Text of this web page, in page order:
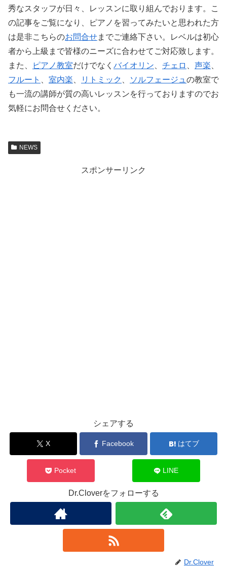
秀なスタッフが日々、レッスンに取り組んでおります。こ
の記事をご覧になり、ピアノを習ってみたいと思われた方
は是非こちらのお問合せまでご連絡下さい。レベルは初心
者から上級まで皆様のニーズに合わせてご対応致します。
また、
ピアノ教室だけでなく バイオリン チェロ 声楽
フルート
室内楽 リトミック ソルフェージュ の教室で
も一流の講師が質の高いレッスンを行っておりますのでお
気軽にお問合せください。
NEWS
スポンサーリンク
シェアする
X Facebook はてブ
Pocket LINE
Dr.Cloverをフォローする
Dr.Clover